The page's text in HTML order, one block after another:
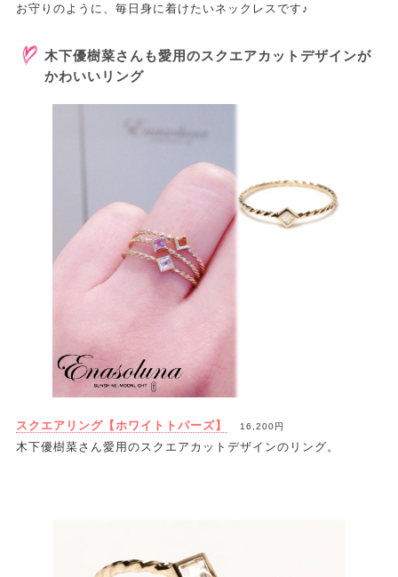
お守りのように、毎日身に着けたいネックレスです♪
木下優樹菜さんも愛用のスクエアカットデザインが
かわいいリング
スクエアリング【ホワイトトパーズ】 16,200円
木下優樹菜さん愛用のスクエアカットデザインのリング。